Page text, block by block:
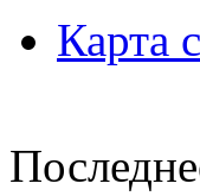
Карта